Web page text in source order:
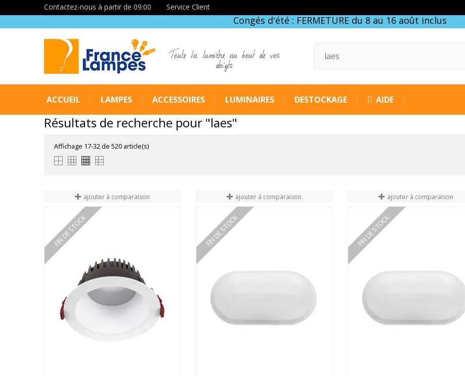
Contactez-nous à partir de 09:00 Service Client
Congés d'été : FERMETURE du 8 au 16 août inclus
Toute la lumière au bout de vos
doigts
ACCUEIL LAMPES ACCESSOIRES LUMINAIRES DESTOCKAGE AIDE
Résultats de recherche pour "laes"
Affichage 17-32 de 520 article(s)
ajouter à comparaison
FIN DE STOCK
ajouter à comparaison
FIN DE STOCK
ajouter à comparaison
FIN DE STOCK